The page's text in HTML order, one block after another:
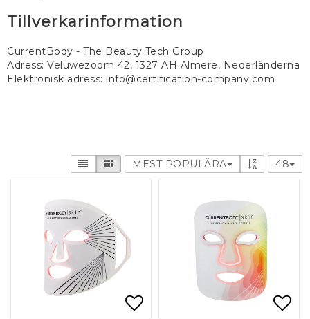
Tillverkarinformation
CurrentBody - The Beauty Tech Group
Adress: Veluwezoom 42, 1327 AH Almere, Nederländerna
Elektronisk adress: info@certification-company.com
MEST POPULÄRA 48